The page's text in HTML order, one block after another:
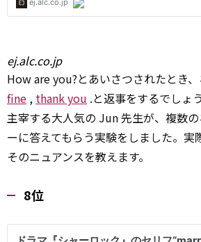
ej.alc.co.jp
How are you?とあいさつされたとき
fine , thank you .と返事をするでしょ
主宰する大人気の Jun 先生が、複数
ーに答えてもらう実験をしました。実
そのニュアンスを教えます。
8位